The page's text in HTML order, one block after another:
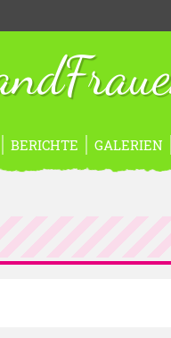
BERICHTE GALERIEN